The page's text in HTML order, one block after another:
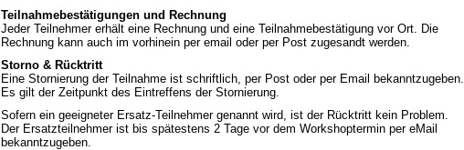
Teilnahmebestätigungen und Rechnung
Jeder Teilnehmer erhält eine Rechnung und eine Teilnahmebestätigung vor Ort. Die
Rechnung kann auch im vorhinein per email oder per Post zugesandt werden.
Storno & Rücktritt
Eine Stornierung der Teilnahme ist schriftlich, per Post oder per Email bekanntzugeben.
Es gilt der Zeitpunkt des Eintreffens der Stornierung.
Sofern ein geeigneter Ersatz-Teilnehmer genannt wird, ist der Rücktritt kein Problem.
Der Ersatzteilnehmer ist bis spätestens 2 Tage vor dem Workshoptermin per eMail
bekanntzugeben.